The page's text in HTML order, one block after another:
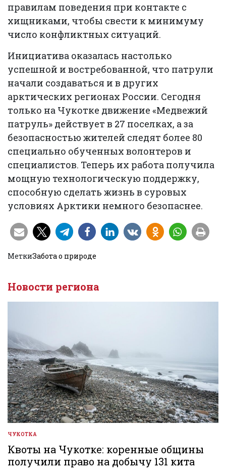
правилам поведения при контакте с
хищниками, чтобы свести к минимуму
число конфликтных ситуаций.
Инициатива оказалась настолько
успешной и востребованной, что патрули
начали создаваться и в других
арктических регионах России. Сегодня
только на Чукотке движение «Медвежий
патруль» действует в 27 поселках, а за
безопасностью жителей следят более 80
специально обученных волонтеров и
специалистов. Теперь их работа получила
мощную технологическую поддержку,
способную сделать жизнь в суровых
условиях Арктики немного безопаснее.
МеткиЗабота о природе
Новости региона
ОПУБЛИКОВАНО
В
ЧУКОТКА
Квоты на Чукотке: коренные общины
получили право на добычу 131 кита